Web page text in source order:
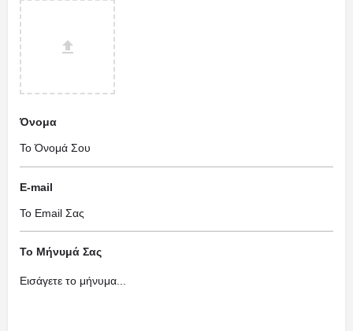
Όνομα
E-mail
Το Μήνυμά Σας